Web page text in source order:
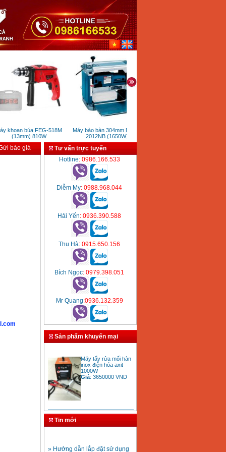
khoan búa FEG-518M
(13mm) 810W
Máy bào bàn 304mm Makita
2012NB (1650W)
báo giá
Tư vấn trực tuyến
Hotline: 0986.166.533
Diễm My: 0988.968.044
Hải Yến: 0936.390.588
Thu Hà: 0915.650.156
Bích Ngọc: 0979.398.051
Mr Quang:0936.132.359
Sản phẩm khuyến mại
inox điện hóa axit
1000W
Giá:3650000
Bảng giá mũi khoan
Tin mới
máy hàn ống nhựa HDPE